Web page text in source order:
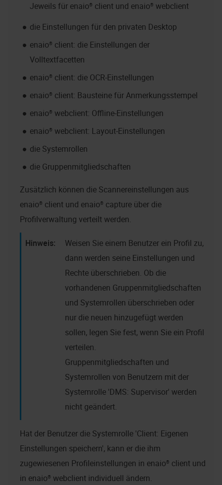
Jeweils für enaio® client und enaio® webclient
die Einstellungen für den privaten Desktop
enaio® client: die Einstellungen der
Volltextfacetten
enaio® client: die OCR-Einstellungen
enaio® client: Bausteine für Anmerkungsstempel
enaio® webclient: Offline-Einstellungen
enaio® webclient: Layout-Einstellungen
die Systemrollen
die Gruppenmitgliedschaften
Zusätzlich können die Scannereinstellungen aus
enaio® client und enaio® capture über die
Profilverwaltung verteilt werden.
Weisen Sie einem Benutzer ein Profil zu,
dann werden seine Einstellungen und
Rechte überschrieben. Ob die
vorhandenen Gruppenmitgliedschaften
und Systemrollen überschrieben oder
nur die neuen hinzugefügt werden
sollen, legen Sie fest, wenn Sie ein Profil
verteilen.
Gruppenmitgliedschaften und
Systemrollen von Benutzern mit der
Systemrolle 'DMS: Supervisor' werden
nicht geändert.
Hat der Benutzer die Systemrolle 'Client: Eigenen
Einstellungen speichern', kann er die ihm
zugewiesenen Profileinstellungen in enaio® client und
in enaio® webclient individuell ändern.